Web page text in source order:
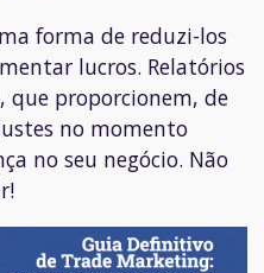
forma de reduzi-los
lucros. Relatórios
que proporcionem, de
no momento
no seu negócio. Não